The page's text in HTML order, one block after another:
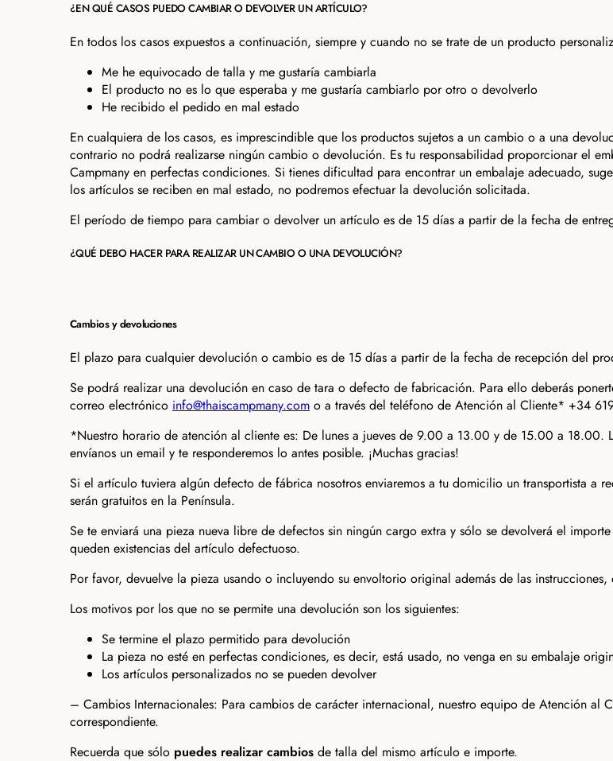
¿EN QUÉ CASOS PUEDO CAMBIAR O DEVOLVER UN ARTÍCULO?
En todos los casos expuestos a continuación, siempre y cuando no se trate de un producto
Me he equivocado de talla y me gustaría cambiarla
El producto no es lo que esperaba y me gustaría cambiarlo por otro o devolverlo
He recibido el pedido en mal estado
En cualquiera de los casos, es imprescindible que los productos sujetos a un cambio o a una
contrario no podrá realizarse ningún cambio o devolución. Es tu responsabilidad proporcionar el
Campmany en perfectas condiciones. Si tienes dificultad para encontrar un embalaje adecuado,
los artículos se reciben en mal estado, no podremos efectuar la devolución solicitada.
El período de tiempo para cambiar o devolver un artículo es de 15 días a partir de la fecha de
¿QUÉ DEBO HACER PARA REALIZAR UN CAMBIO O UNA DEVOLUCIÓN?
Cambios y devoluciones
El plazo para cualquier devolución o cambio es de 15 días a partir de la fecha de recepción del
Se podrá realizar una devolución en caso de tara o defecto de fabricación. Para ello deberás
correo electrónico info@thaiscampmany.com o a través del teléfono de Atención al Cliente* +34
*Nuestro horario de atención al cliente es: De lunes a jueves de 9.00 a 13.00 y de 15.00 a 18.00.
envíanos un email y te responderemos lo antes posible. ¡Muchas gracias!
Si el artículo tuviera algún defecto de fábrica nosotros enviaremos a tu domicilio un transportista a
serán gratuitos en la Península.
Se te enviará una pieza nueva libre de defectos sin ningún cargo extra y sólo se devolverá el
queden existencias del artículo defectuoso.
Por favor, devuelve la pieza usando o incluyendo su envoltorio original además de las
Los motivos por los que no se permite una devolución son los siguientes:
Se termine el plazo permitido para devolución
La pieza no esté en perfectas condiciones, es decir, está usado, no venga en su embalaje
Los artículos personalizados no se pueden devolver
– Cambios Internacionales: Para cambios de carácter internacional, nuestro equipo de Atención al
correspondiente.
Recuerda que sólo puedes realizar cambios de talla del mismo artículo e importe.